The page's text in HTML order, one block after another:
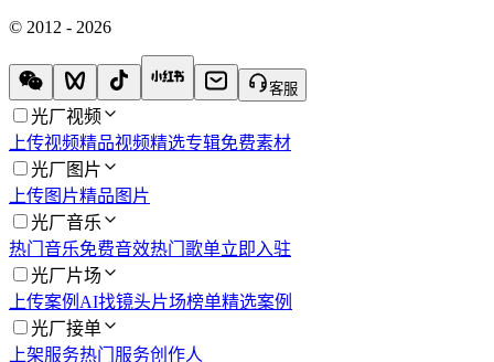
© 2012 - 2026
客服
光厂视频
上传视频精品视频精选专辑免费素材
光厂图片
上传图片精品图片
光厂音乐
热门音乐免费音效热门歌单立即入驻
光厂片场
上传案例 AI找镜头片场榜单精选案例
光厂接单
上架服务热门服务创作人